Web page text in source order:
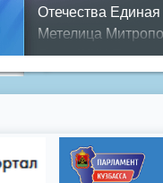
Отечества
Метелица
Днем ЖКХ
Противопожарная
день города
цифровое
Показать все теги